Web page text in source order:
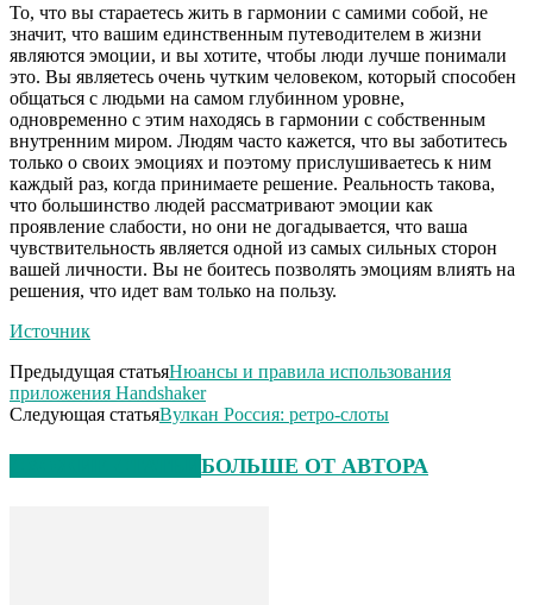
То, что вы стараетесь жить в гармонии с самими собой, не
значит, что вашим единственным путеводителем в жизни
являются эмоции, и вы хотите, чтобы люди лучше понимали
это. Вы являетесь очень чутким человеком, который способен
общаться с людьми на самом глубинном уровне,
одновременно с этим находясь в гармонии с собственным
внутренним миром. Людям часто кажется, что вы заботитесь
только о своих эмоциях и поэтому прислушиваетесь к ним
каждый раз, когда принимаете решение. Реальность такова,
что большинство людей рассматривают эмоции как
проявление слабости, но они не догадывается, что ваша
чувствительность является одной из самых сильных сторон
вашей личности. Вы не боитесь позволять эмоциям влиять на
решения, что идет вам только на пользу.
Источник
Предыдущая статьяНюансы и правила использования
приложения Handshaker
Следующая статьяВулкан Россия: ретро-слоты
БОЛЬШЕ ОТ АВТОРА